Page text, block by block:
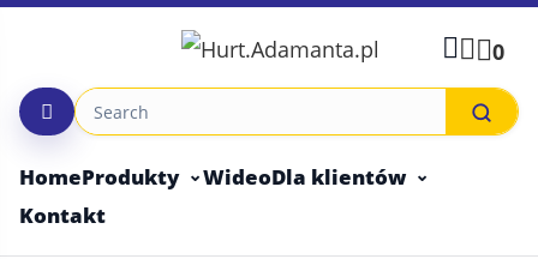
Skip
0
HomeProdukty WideoDla klientów
Kontakt